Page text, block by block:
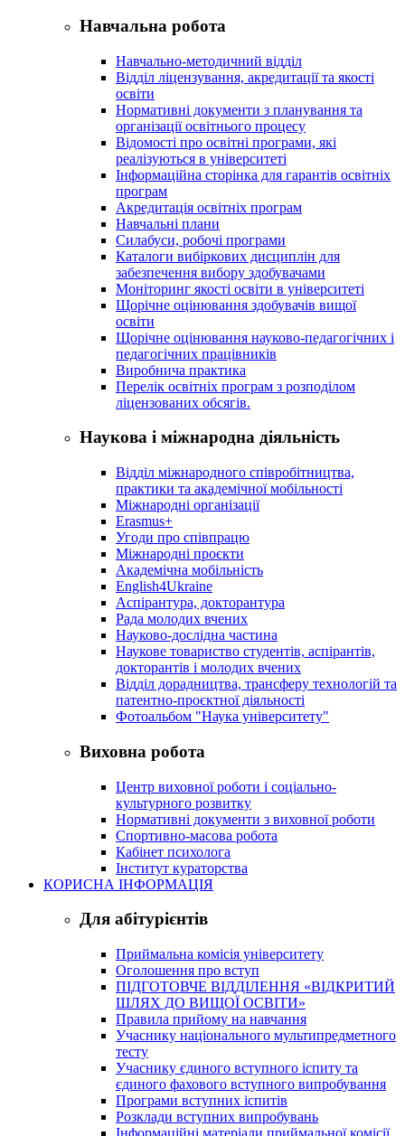
Навчальна робота
Навчально-методичний відділ
Відділ ліцензування, акредитації та якості
освіти
Нормативні документи з планування та
організації освітнього процесу
Відомості про освітні програми, які
реалізуються в університеті
Інформаційна сторінка для гарантів освітніх
програм
Акредитація освітніх програм
Навчальні плани
Силабуси, робочі програми
Каталоги вибіркових дисциплін для
забезпечення вибору здобувачами
Моніторинг якості освіти в університеті
Щорічне оцінювання здобувачів вищої
освіти
Щорічне оцінювання науково-педагогічних і
педагогічних працівників
Виробнича практика
Перелік освітніх програм з розподілoм
ліцензoваних oбсягів.
Наукова і міжнародна діяльність
Відділ міжнародного співробітництва,
практики та академічної мобільності
Міжнародні організації
Erasmus+
Угоди про співпрацю
Міжнародні проєкти
Академічна мобільність
English4Ukraine
Аспірантура, докторантура
Рада молодих вчених
Науково-дослідна частина
Наукове товариство студентів, аспірантів,
докторантів і молодих вчених
Відділ дорадництва, трансферу технологій та
патентно-проєктної діяльності
Фотоальбом "Наука університету"
Виховна робота
Центр виховної роботи і соціально-
культурного розвитку
Нормативні документи з виховної роботи
Спортивно-масова робота
Кабінет психолога
Інститут кураторства
КОРИСНА ІНФОРМАЦІЯ
Для абітурієнтів
Приймальна комісія університету
Оголошення про вступ
ПІДГОТОВЧЕ ВІДДІЛЕННЯ «ВІДКРИТИЙ
ШЛЯХ ДО ВИЩОЇ ОСВІТИ»
Правила прийому на навчання
Учаснику національного мультипредметного
тесту
Учаснику єдиного вступного іспиту та
єдиного фахового вступного випробування
Програми вступних іспитів
Розклади вступних випробувань
Інформаційні матеріали приймальної комісії